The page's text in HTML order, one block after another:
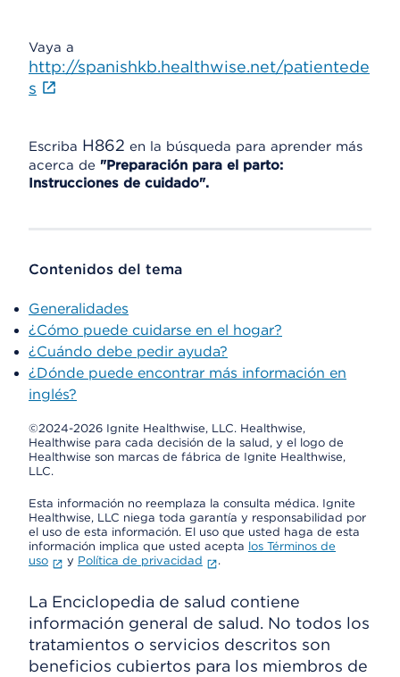
Vaya a
http://spanishkb.healthwise.net/patientede
s
Escriba H862 en la búsqueda para aprender más
acerca de "Preparación para el parto:
Instrucciones de cuidado".
Contenidos del tema
Generalidades
¿Cómo puede cuidarse en el hogar?
¿Cuándo debe pedir ayuda?
¿Dónde puede encontrar más información en
inglés?
©2024-2026 Ignite Healthwise, LLC. Healthwise,
Healthwise para cada decisión de la salud, y el logo de
Healthwise son marcas de fábrica de Ignite Healthwise,
LLC.
Esta información no reemplaza la consulta médica. Ignite
Healthwise, LLC niega toda garantía y responsabilidad por
el uso de esta información. El uso que usted haga de esta
información implica que usted acepta los Términos de
uso
y Política de privacidad .
La Enciclopedia de salud contiene
información general de salud. No todos los
tratamientos o servicios descritos son
beneficios cubiertos para los miembros de